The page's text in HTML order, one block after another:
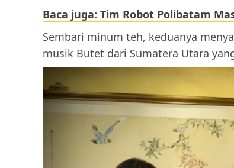
Baca juga: Tim Robot Polibatam
Sembari minum teh, keduanya
musik Butet dari Sumatera Utara